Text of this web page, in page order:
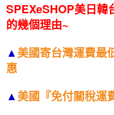
SPEXeSHOP美日韓
的幾個理由~
▲美國寄台灣運費最
惠
▲美國『免付關稅運